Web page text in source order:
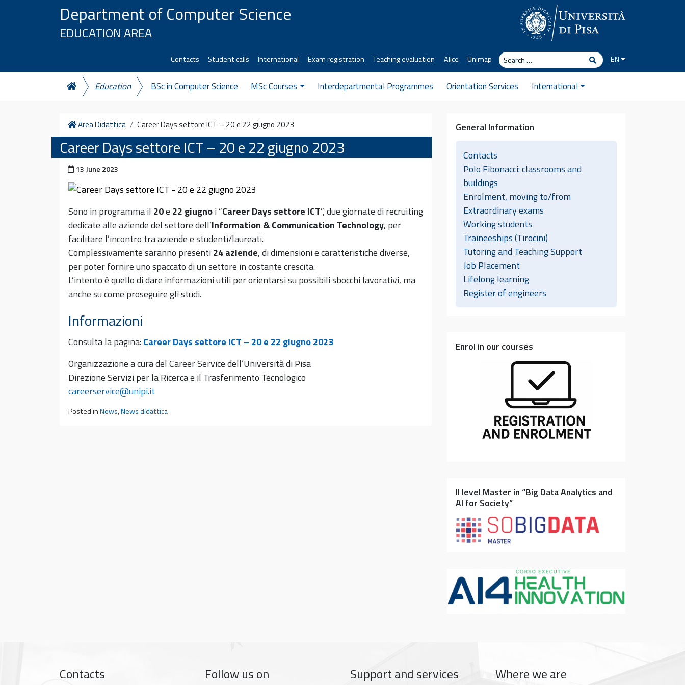
Department of Computer Science
EDUCATION AREA
Contacts Student calls International Exam registration Teaching evaluation Alice Unimap
Search
Search
EN
Education BSc in Computer Science MSc Courses Interdepartmental Programmes Orientation Services International
Home
Area Didattica Career Days settore ICT – 20 e 22 giugno 2023
Career Days settore ICT – 20 e 22 giugno 2023
Posted on
13 June 2023
Sono in programma il 20e 22 giugnoi “Career Days settore ICT”, due giornate di recruiting
dedicate alle aziende del settore dell’Information & Communication Technology, per
facilitare l’incontro tra aziende e studenti/laureati.
Complessivamente saranno presenti24 aziende, di dimensioni e caratteristiche diverse,
per poter fornire uno spaccato di un settore in costante crescita.
L’intento è quello di dare informazioni utili per orientarsi su possibili sbocchi lavorativi, ma
anche su come proseguire gli studi.
Informazioni
Consulta la pagina:Career Days settore ICT – 20 e 22 giugno 2023
Organizzazione a cura del Career Service dell’Università di Pisa
Direzione Servizi per la Ricerca e il Trasferimento Tecnologico
careerservice@unipi.it
Posted inNews,News didattica
General Information
Contacts
Polo Fibonacci: classrooms and
buildings
Enrolment, moving to/from
Extraordinary exams
Working students
Traineeships (Tirocini)
Tutoring and Teaching Support
Job Placement
Lifelong learning
Register of engineers
Enrol in our courses
II level Master in “Big Data Analytics and
AI for Society”
Contacts Follow us on Support and services Where we are